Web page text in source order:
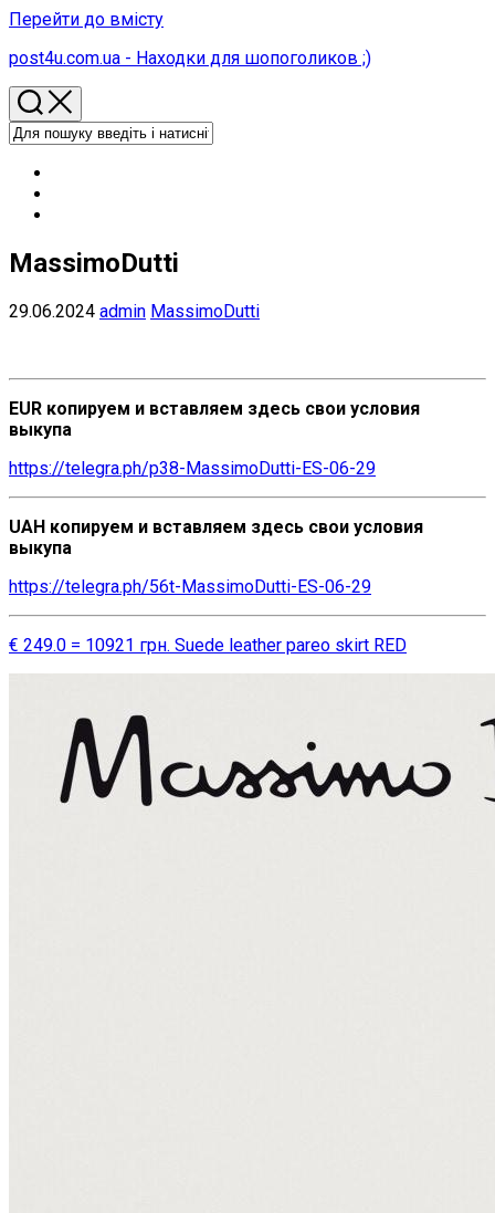
Перейти до вмісту
post4u.com.ua - Находки для шопоголиков ;)
MassimoDutti
29.06.2024 admin MassimoDutti
EUR копируем и вставляем здесь свои условия
выкупа
https://telegra.ph/p38-MassimoDutti-ES-06-29
UAH копируем и вставляем здесь свои условия
выкупа
https://telegra.ph/56t-MassimoDutti-ES-06-29
€ 249.0 = 10921 грн. Suede leather pareo skirt RED